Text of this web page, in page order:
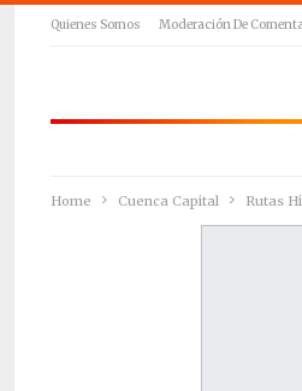
Quienes Somos Moderación De
Home Cuenca Capital Rutas